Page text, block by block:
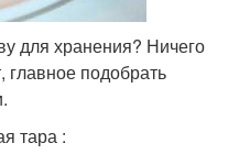
для хранения? Ничего
главное подобрать
тара :